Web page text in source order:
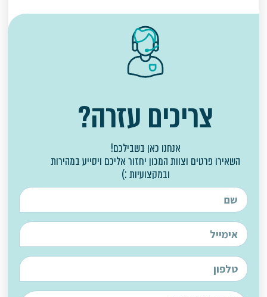
צריכים עזרה?
אנחנו כאן בשבילכם!
השאירו פרטים וצוות המכון יחזור אליכם ויסייע במהירות
ובמקצועיות :)